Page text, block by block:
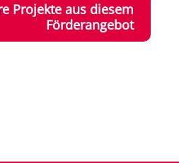
Projekte aus diesem
Förderangebot